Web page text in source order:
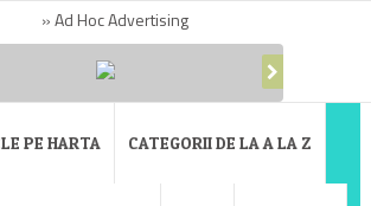
PE HARTA CATEGORII DE LA A LA Z